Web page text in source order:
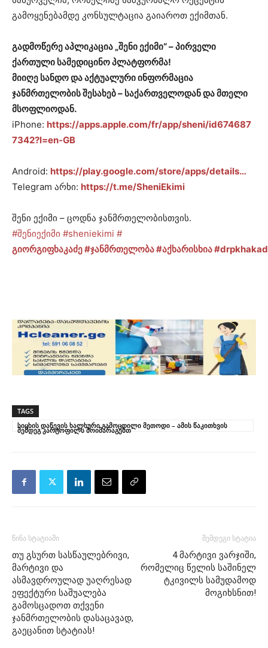
გამოყენებამდე კონსულტაცია გაიაროთ ექიმთან.
გადმოწერე აპლიკაცია „შენი ექიმი“ – პირველი
ქართული სამედიცინო პლატფორმა!
მიიღე სანდო და აქტუალური ინფორმაცია
ჯანმრთელობის შესახებ – საქართველოდან და მთელი
მსოფლიოდან.
iPhone: https://apps.apple.com/fr/app/sheni/id674687
7342?l=en-GB
Android: https://play.google.com/store/apps/details…
Telegram არხი: https://t.me/SheniEkimi
შენი ექიმი – ცოდნა ჯანმრთელობისთვის.
#შენიექიმი #sheniekimi #
გიორგიფხაკაძე#ჯანმრთელობა#აქხარისხია
TAGS
სიცხის დაწევის ხალხური გამოცდილი მეთოდი – ამის წაკითხვის
შემდეგ კარტოფილს მოიმარაგებთ
წინა სტატიაში
თუ გსურთ სასწაულებრივი,
მარტივი და
ასმავდროულად უაღრესად
ეფექტური საშუალება
გამოსცადოთ თქვენი
ჯანმრთელობის დასაცავად,
გაეცანით სტატიას!
შემდეგი სტატია
4 მარტივი ვარჯიში,
რომელიც წელის საშინელ
ტკივილს სამუდამოდ
მოგიხსნით!